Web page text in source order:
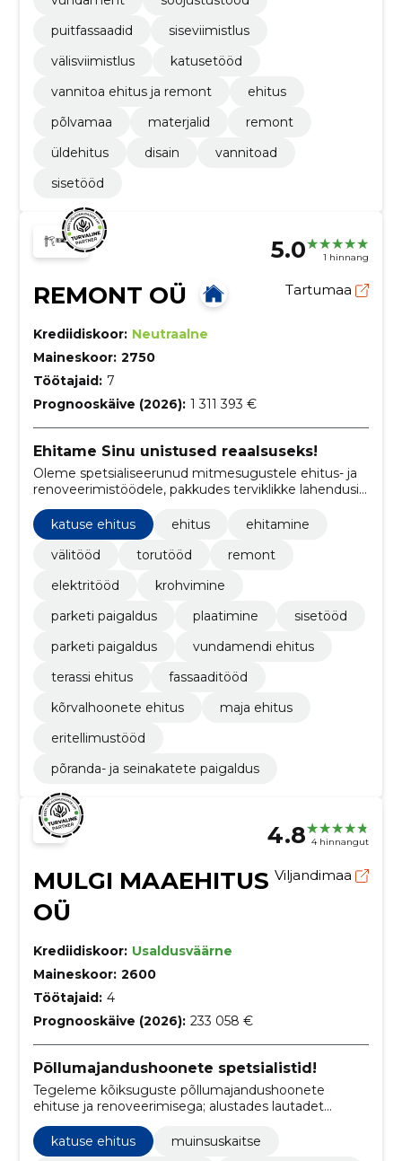
puitfassaadid
siseviimistlus
välisviimistlus
katusetööd
vannitoa ehitus ja remont
ehitus
põlvamaa
materjalid
remont
üldehitus
disain
vannitoad
sisetööd
5.0 1 hinnang
REMONT OÜ Tartumaa
Krediidiskoor: Neutraalne
Maineskoor: 2750
Töötajaid: 7
Prognooskäive (2026): 1 311 393 €
Ehitame Sinu unistused reaalsuseks!
Oleme spetsialiseerunud mitmesugustele ehitus- ja
renoveerimistöödele, pakkudes terviklikke lahendusi
nii sise- kui ka välitöödele.
katuse ehitus
ehitus
ehitamine
välitööd
torutööd
remont
elektritööd
krohvimine
parketi paigaldus
plaatimine
sisetööd
parketi paigaldus
vundamendi ehitus
terassi ehitus
fassaaditööd
kõrvalhoonete ehitus
maja ehitus
eritellimustööd
põranda- ja seinakatete paigaldus
4.8 4 hinnangut
MULGI MAAEHITUS
OÜ
Viljandimaa
Krediidiskoor: Usaldusväärne
Maineskoor: 2600
Töötajaid: 4
Prognooskäive (2026): 233 058 €
Põllumajandushoonete spetsialistid!
Tegeleme kõiksuguste põllumajandushoonete
ehituse ja renoveerimisega; alustades lautadet
lõpetades kalakasvandustega. Teeme ka mõisate
renoveerimistöid.
katuse ehitus
muinsuskaitse